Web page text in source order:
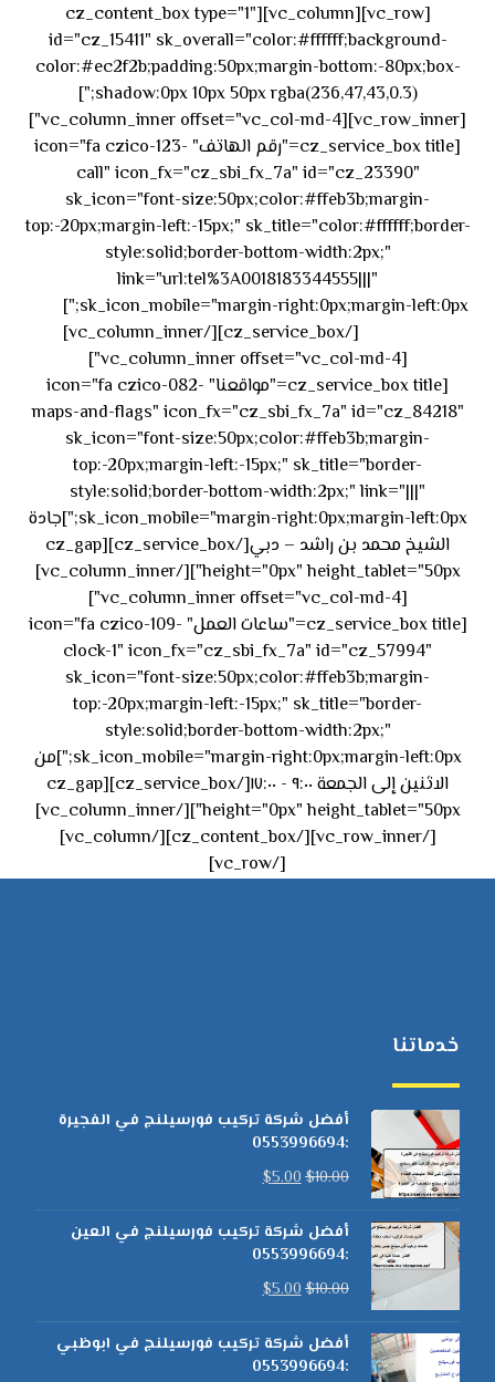
[vc_row][vc_column][cz_content_box type="1"
id="cz_15411" sk_overall="color:#ffffff;background-
color:#ec2f2b;padding:50px;margin-bottom:-80px;box-
shadow:0px 10px 50px rgba(236,47,43,0.3);"]
[vc_row_inner][vc_column_inner offset="vc_col-md-4"]
[cz_service_box title="رقم الهاتف" icon="fa czico-123-
call" icon_fx="cz_sbi_fx_7a" id="cz_23390"
sk_icon="font-size:50px;color:#ffeb3b;margin-
top:-20px;margin-left:-15px;" sk_title="color:#ffffff;border-
style:solid;border-bottom-width:2px;"
link="url:tel%3A0018183344555|||"
sk_icon_mobile="margin-right:0px;margin-left:0px;"]
[/cz_service_box][/vc_column_inner]
[vc_column_inner offset="vc_col-md-4"]
[cz_service_box title="مواقعنا" icon="fa czico-082-
maps-and-flags" icon_fx="cz_sbi_fx_7a" id="cz_84218"
sk_icon="font-size:50px;color:#ffeb3b;margin-
top:-20px;margin-left:-15px;" sk_title="border-
style:solid;border-bottom-width:2px;" link="|||"
sk_icon_mobile="margin-right:0px;margin-left:0px;"]جادة
الشيخ محمد بن راشد – دبي[/cz_service_box][cz_gap
height="0px" height_tablet="50px"][/vc_column_inner]
[vc_column_inner offset="vc_col-md-4"]
[cz_service_box title="ساعات العمل" icon="fa czico-109-
clock-1" icon_fx="cz_sbi_fx_7a" id="cz_57994"
sk_icon="font-size:50px;color:#ffeb3b;margin-
top:-20px;margin-left:-15px;" sk_title="border-
style:solid;border-bottom-width:2px;"
sk_icon_mobile="margin-right:0px;margin-left:0px;"]من
الاثنين إلى الجمعة ٩:٠٠ - ١٧:٠٠[/cz_service_box][cz_gap
height="0px" height_tablet="50px"][/vc_column_inner]
[/vc_row_inner][/cz_content_box][/vc_column]
[/vc_row]
خدماتنا
أفضل شركة تركيب فورسيلنج في الفجيرة
:0553996694
$10.00
$5.00
أفضل شركة تركيب فورسيلنج في العين
:0553996694
$10.00
$5.00
أفضل شركة تركيب فورسيلنج في ابوظبي
:0553996694